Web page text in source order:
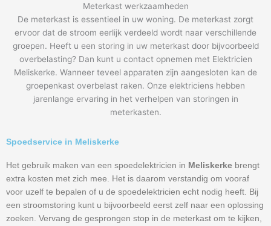
Meterkast werkzaamheden
De meterkast is essentieel in uw woning. De meterkast zorgt
ervoor dat de stroom eerlijk verdeeld wordt naar verschillende
groepen. Heeft u een storing in uw meterkast door bijvoorbeeld
overbelasting? Dan kunt u contact opnemen met Elektricien
Meliskerke. Wanneer teveel apparaten zijn aangesloten kan de
groepenkast overbelast raken. Onze elektriciens hebben
jarenlange ervaring in het verhelpen van storingen in
meterkasten.
Spoedservice in Meliskerke
Het gebruik maken van een spoedelektricien in Meliskerke brengt
extra kosten met zich mee. Het is daarom verstandig om vooraf
voor uzelf te bepalen of u de spoedelektricien echt nodig heeft. Bij
een stroomstoring kunt u bijvoorbeeld eerst zelf naar een oplossing
zoeken. Vervang de gesprongen stop in de meterkast om te kijken,